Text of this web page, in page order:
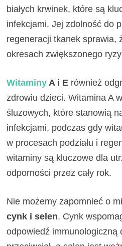
białych krwinek, które są
infekcjami. Jej zdolność do
regeneracji tkanek sprawia,
okresach zwiększonego
Witaminy A i E również
zdrowiu dzieci. Witamina A
śluzowych, które stanowią
infekcjami, podczas gdy
w procesach podziału i
witaminy są kluczowe dla
odporności przez cały rok.
Nie możemy zapomnieć o
cynk i selen. Cynk
odpowiedź immunologiczną